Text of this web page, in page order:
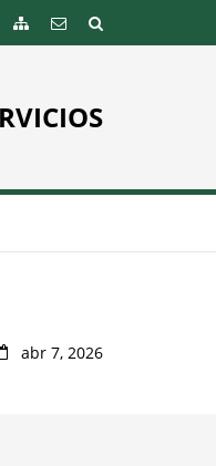
abr 7, 2026